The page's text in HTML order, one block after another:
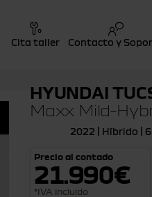
Cita taller Contacto y
HYUNDAI
Maxx Mild-
2022 | Híbrido |
Precio al contado
21.990€
*IVA incluido